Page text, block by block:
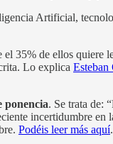
Artificial,
35% de ellos quiere
Lo explica Esteban
ponencia. Se trata de:
incertidumbre en
Podéis leer más aquí.